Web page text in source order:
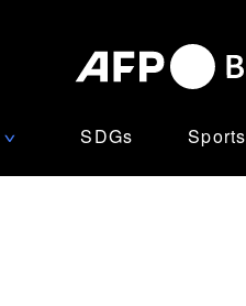
∨ SDGs Sports